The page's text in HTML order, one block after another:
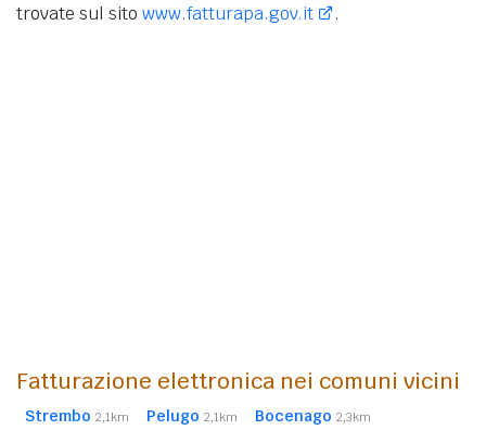
trovate sul sito www.fatturapa.gov.it .
Fatturazione elettronica nei comuni vicini
Strembo 2,1km Pelugo 2,1km Bocenago 2,3km